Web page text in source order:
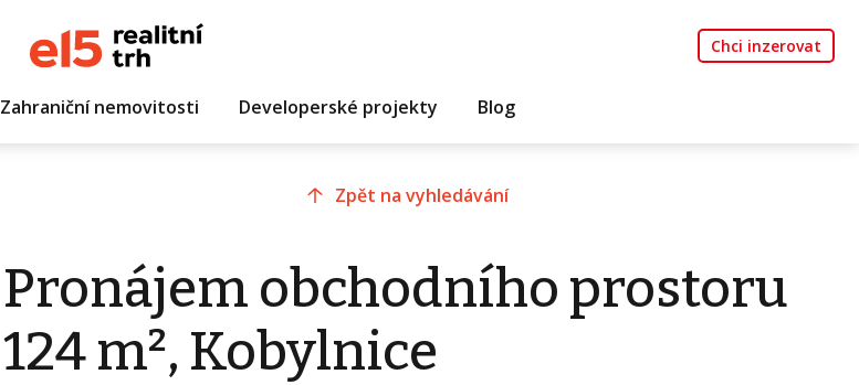
Chci inzerovat
Zahraniční nemovitosti Developerské projekty Blog
Zpět na vyhledávání
Pronájem obchodního prostoru
124 m², Kobylnice